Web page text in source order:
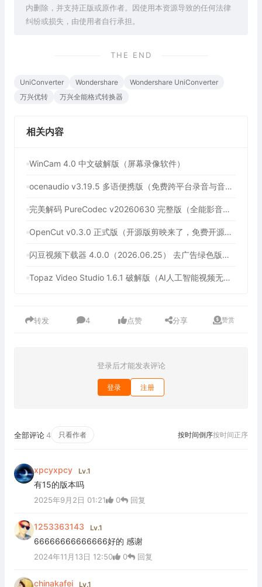
内删除，并支持正版或原作者。因使用本资源导致的任何法律
纠纷或损失，由使用者自行承担。
THE END
UniConverter Wondershare
Wondershare UniConverter
万兴优转
万兴全能格式转换器
相关内容
WinCam 4.0 中文破解版（屏幕录像软件）
ocenaudio v3.19.5 多语便携版（免费跨平台录音与音频编辑软件）
完美解码 PureCodec v20260630 完整版（全能影音解码包）
OpenCut v0.3.0 正式版（开源版剪映来了，免费开源跨平台视频编辑工具）
闪豆视频下载器 4.0.0（2026.06.25） 去广告绿色版（多平台视频批量下载器）
Topaz Video Studio 1.6.1 破解版（AI人工智能视频无损放大工具）
转发 4 点赞 分享 赞赏
登录后才能发表评论
登录 注册
全部评论4 只看作者 按时间倒序按时间正序
xpcyxpcy Lv.1
有15的版本吗
2025年9月2日 01:21 0 回复
1253363143 Lv.1
66666666666666好的 感谢
2024年11月13日 12:50 0 回复
chinakafei Lv.1